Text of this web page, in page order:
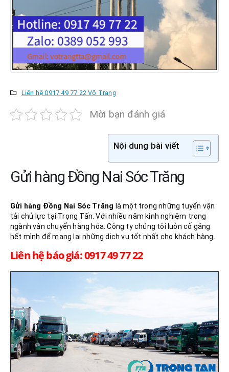
Liên hệ 0917 49 77 22 Võ Trang
Mời bạn đánh giá
Nội dung bài viết
Gửi hàng Đồng Nai Sóc Trăng
Gửi hàng Đồng Nai Sóc Trăng là một trong những tuyến vận
tải chủ lực tại Trọng Tấn. Với nhiều năm kinh nghiệm trong
ngành vận chuyển hàng hóa. Công ty chúng tôi luôn cố gắng
hết mình để mang lại những dịch vụ tốt nhất cho khách hàng.
Liên hệ báo giá: 0917 49 77 22